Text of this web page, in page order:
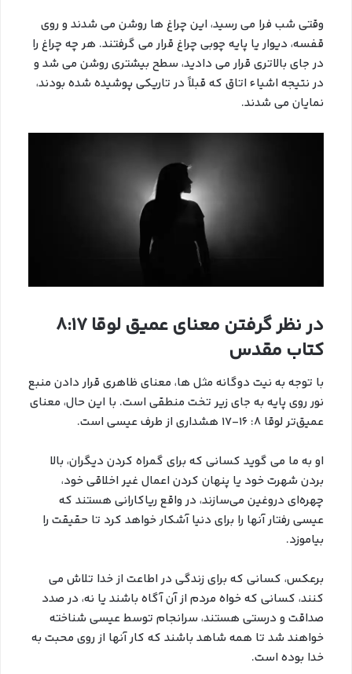
وقتی شب فرا می رسید، این چراغ ها روشن می شدند و روی
قفسه، دیوار یا پایه چوبی چراغ قرار می گرفتند. هر چه چراغ را
در جای بالاتری قرار می دادید، سطح بیشتری روشن می شد و
در نتیجه اشیاء اتاق که قبلاً در تاریکی پوشیده شده بودند،
نمایان می شدند.
در نظر گرفتن معنای عمیق لوقا 8:17
کتاب مقدس
با توجه به نیت دوگانه مثل ها، معنای ظاهری قرار دادن منبع
نور روی پایه به جای زیر تخت منطقی است. با این حال، معنای
عمیق‌تر لوقا 8: 16-17 هشداري از طرف عیسی است.
او به ما می گوید کسانی که برای گمراه کردن دیگران، بالا
بردن شهرت خود یا پنهان کردن اعمال غیر اخلاقی خود،
چهره‌ای دروغین می‌سازند، در واقع ریاکارانی هستند که
عیسی رفتار آنها را برای دنیا آشکار خواهد کرد تا حقیقت را
بیاموزد.
برعکس، کسانی که برای زندگی در اطاعت از خدا تلاش می
کنند، کسانی که خواه مردم از آن آگاه باشند یا نه، در صدد
صداقت و درستی هستند، سرانجام توسط عیسی شناخته
خواهند شد تا همه شاهد باشند که کار آنها از روی محبت به
خدا بوده است.